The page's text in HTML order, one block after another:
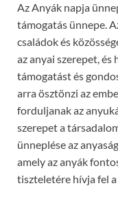
Az Anyák napja
támogatás ünnepe.
családok és
az anyai szerepet, és
támogatást és
arra ösztönzi az
forduljanak az
szerepet a
ünneplése az
amely az anyák
tiszteletére hívja fel